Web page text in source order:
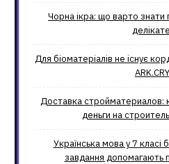
Чорна ікра: що варто
Для біоматеріалів не існує
Доставка стройматериалов:
деньги на
Українська мова у 7 класі
завдання допомагають